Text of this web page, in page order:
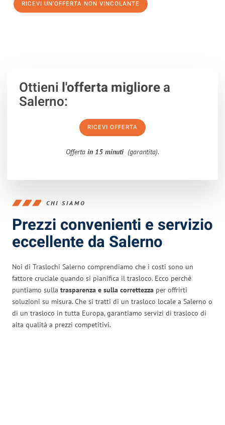
RICEVI UN'OFFERTA NON VINCOLANTE
Ottieni l'offerta migliorea
Salerno:
RICEVI OFFERTA
Offerta in 15 minuti (garantita).
CHI SIAMO
Prezzi convenienti e servizio
eccellente da Salerno
Noi di Traslochi Salerno comprendiamo che i costi sono un
fattore cruciale quando si pianifica il trasloco. Ecco perché
puntiamo sulla trasparenza e sulla correttezza per offrirti
soluzioni su misura. Che si tratti di un trasloco locale a Salerno o
di un trasloco in tutta Europa, garantiamo servizi di trasloco di
alta qualità a prezzi competitivi.